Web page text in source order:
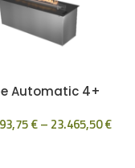
Automatic 4+
€– 23.465,50€